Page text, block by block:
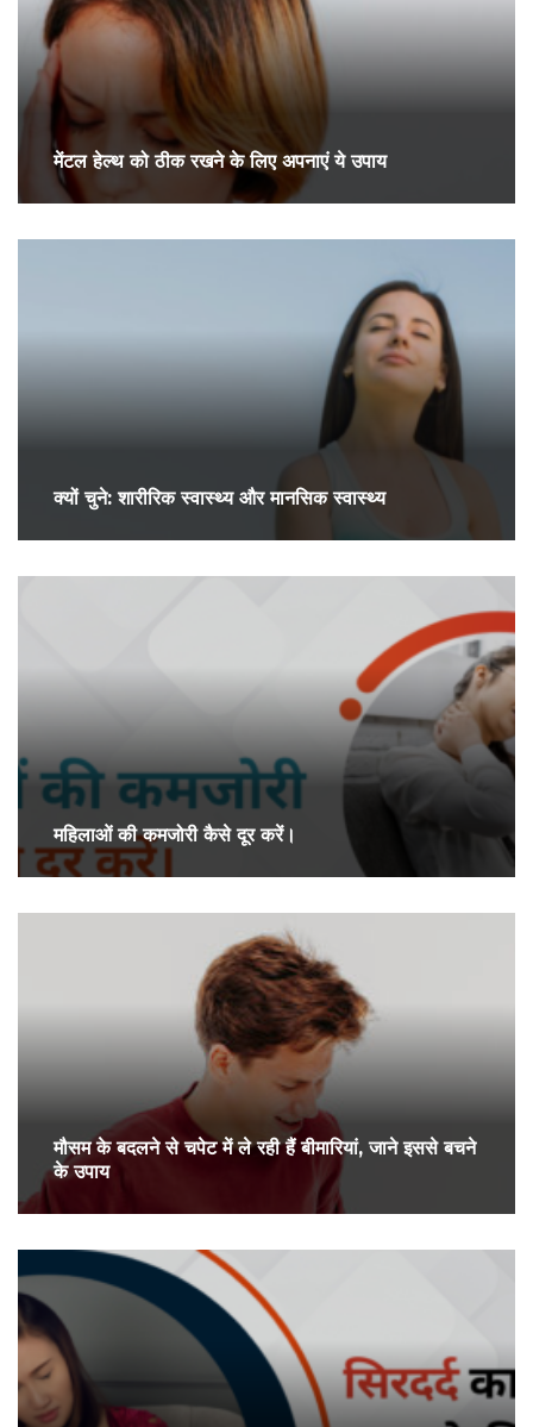
मेंटल हेल्थ को ठीक रखने के लिए अपनाएं ये उपाय
क्यों चुने: शारीरिक स्वास्थ्य और मानसिक स्वास्थ्य
महिलाओं की कमजोरी कैसे दूर करें।
मौसम के बदलने से चपेट में ले रही हैं बीमारियां, जाने इससे बचने
के उपाय